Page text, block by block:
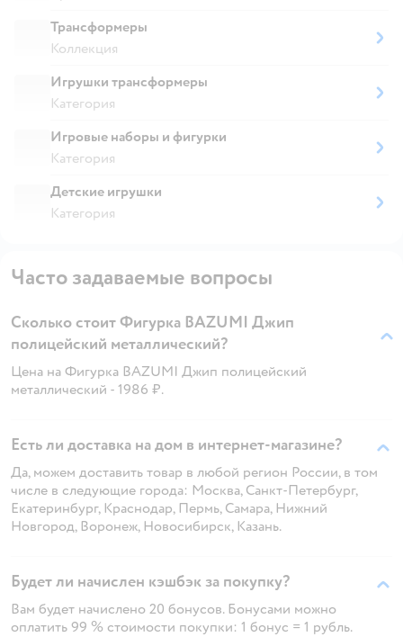
Трансформеры
Коллекция
Игрушки трансформеры
Категория
Игровые наборы и фигурки
Категория
Детские игрушки
Категория
Часто задаваемые вопросы
Сколько стоит Фигурка BAZUMI Джип
полицейский металлический?
Цена на Фигурка BAZUMI Джип полицейский
металлический - 1986 ₽.
Есть ли доставка на дом в интернет-магазине?
Да, можем доставить товар в любой регион России, в том
числе в следующие города: Москва, Санкт-Петербург,
Екатеринбург, Краснодар, Пермь, Самара, Нижний
Новгород, Воронеж, Новосибирск, Казань.
Будет ли начислен кэшбэк за покупку?
Вам будет начислено 20 бонусов. Бонусами можно
оплатить 99 % стоимости покупки: 1 бонус = 1 рубль.